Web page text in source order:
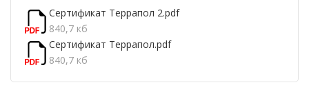
Сертификат Террапол 2.pdf
840,7 кб
Сертификат Террапол.pdf
840,7 кб